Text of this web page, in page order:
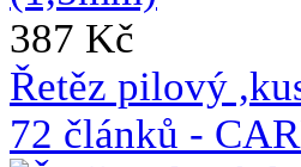
387 Kč
Řetěz pilový
72 článků -